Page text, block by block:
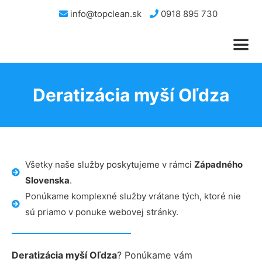
info@topclean.sk 0918 895 730
Deratizácia myší Oľdza
Všetky naše služby poskytujeme v rámci Západného
Slovenska.
Ponúkame komplexné služby vrátane tých, ktoré nie
sú priamo v ponuke webovej stránky.
Deratizácia myší Oľdza? Ponúkame vám